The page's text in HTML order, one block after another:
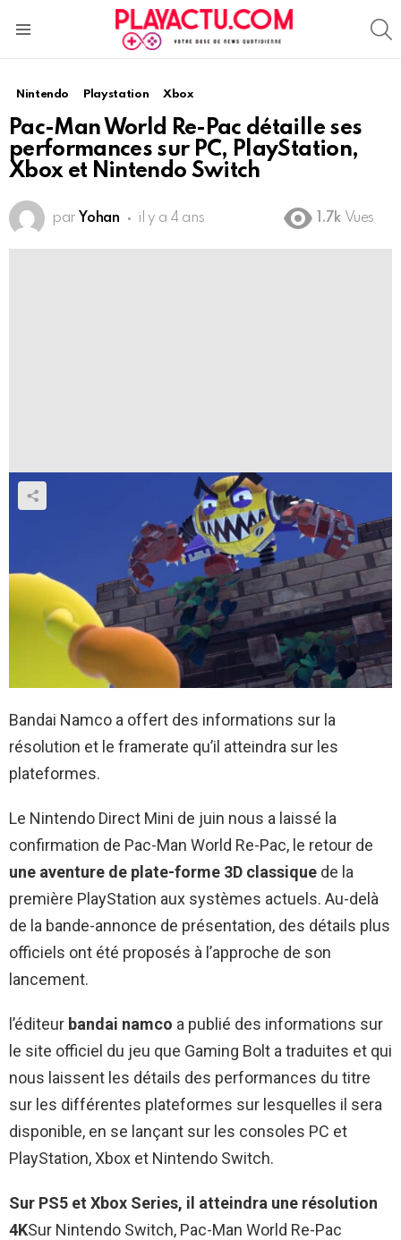
Nintendo Playstation Xbox
Pac-Man World Re-Pac détaille ses
performances sur PC, PlayStation,
Xbox et Nintendo Switch
par Yohan il y a 4 ans 1.7k Vues
Bandai Namco a offert des informations sur la
résolution et le framerate qu’il atteindra sur les
plateformes.
Le Nintendo Direct Mini de juin nous a laissé la
confirmation de Pac-Man World Re-Pac, le retour de
une aventure de plate-forme 3D classique de la
première PlayStation aux systèmes actuels. Au-delà
de la bande-annonce de présentation, des détails plus
officiels ont été proposés à l’approche de son
lancement.
l’éditeur bandai namco a publié des informations sur
le site officiel du jeu que Gaming Bolt a traduites et qui
nous laissent les détails des performances du titre
sur les différentes plateformes sur lesquelles il sera
disponible, en se lançant sur les consoles PC et
PlayStation, Xbox et Nintendo Switch.
Sur PS5 et Xbox Series, il atteindra une résolution
4KSur Nintendo Switch, Pac-Man World Re-Pac